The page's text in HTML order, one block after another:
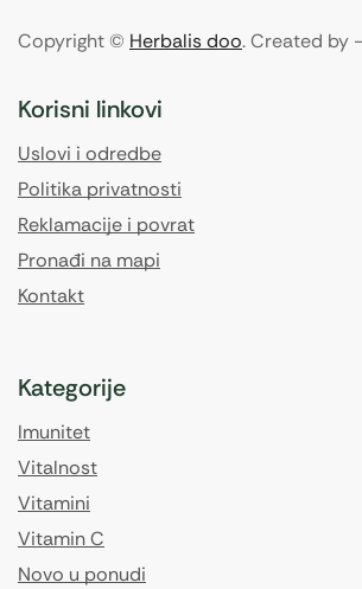
Copyright © Herbalis doo. Created by
Korisni linkovi
Uslovi i odredbe
Politika privatnosti
Reklamacije i povrat
Pronađi na mapi
Kontakt
Kategorije
Imunitet
Vitalnost
Vitamini
Vitamin C
Novo u ponudi